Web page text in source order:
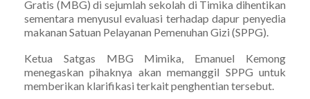
Gratis (MBG) di sejumlah sekolah di Timika dihentikan
sementara menyusul evaluasi terhadap dapur penyedia
makanan Satuan Pelayanan Pemenuhan Gizi (SPPG).
Ketua Satgas MBG Mimika, Emanuel Kemong
menegaskan pihaknya akan memanggil SPPG untuk
memberikan klarifikasi terkait penghentian tersebut.